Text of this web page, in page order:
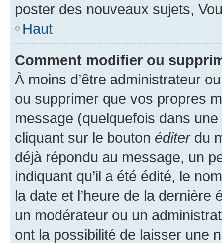
poster des nouveaux sujets,
Haut
Comment modifier ou
À moins d’être administrateur
ou supprimer que vos propres
message (quelquefois dans
cliquant sur le bouton éditerdu
déjà répondu au message, un
indiquant qu’il a été édité, le
la date et l’heure de la dernière
un modérateur ou un
ont la possibilité de laisser une